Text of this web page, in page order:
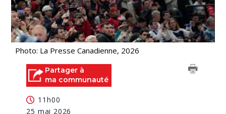
Photo: La Presse Canadienne, 2026
Partager à
ma communauté
11h00
25 mai 2026